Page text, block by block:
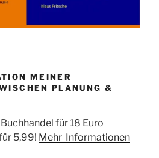
MEINER
PLANUNG &
für 18 Euro
5,99! Mehr Informationen